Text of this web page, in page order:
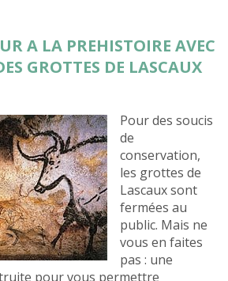
A LA PREHISTOIRE AVEC
GROTTES DE LASCAUX
Pour des soucis
de
conservation,
les grottes de
Lascaux sont
fermées au
public. Mais ne
vous en faites
pas : une
pour vous permettre